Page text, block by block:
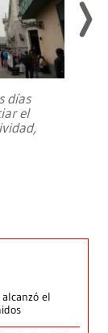
días
el
el